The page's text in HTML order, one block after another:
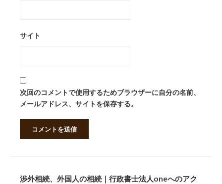
サイト
次回のコメントで使用するためブラウザーに自分の名前、
メールアドレス、サイトを保存する。
渉外相続、外国人の相続｜行政書士法人oneへのアク